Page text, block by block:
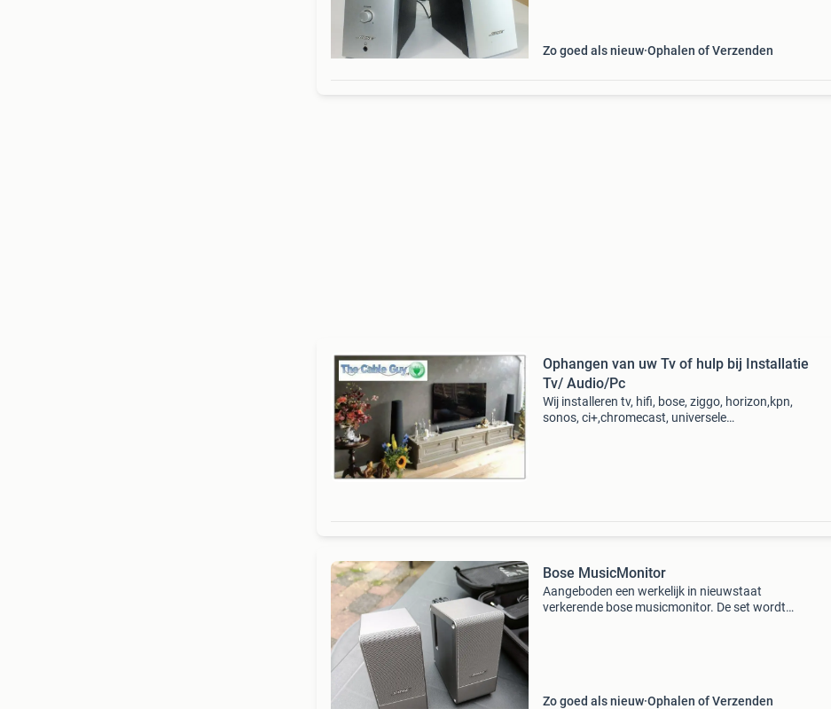
Zo goed als nieuw Ophalen of Verzenden
Ophangen van uw Tv of hulp bij Installatie
Tv/ Audio/Pc
Wij installeren tv, hifi, bose, ziggo, horizon,kpn,
sonos, ci+,chromecast, universele
Bose MusicMonitor
Aangeboden een werkelijk in nieuwstaat
verkerende bose musicmonitor. De set wordt
Zo goed als nieuw Ophalen of Verzenden